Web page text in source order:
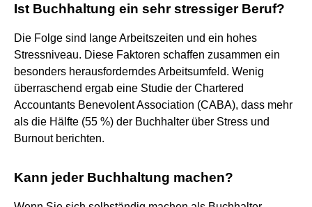
Ist Buchhaltung ein sehr stressiger Beruf?
Die Folge sind lange Arbeitszeiten und ein hohes
Stressniveau. Diese Faktoren schaffen zusammen ein
besonders herausforderndes Arbeitsumfeld. Wenig
überraschend ergab eine Studie der Chartered
Accountants Benevolent Association (CABA), dass mehr
als die Hälfte (55 %) der Buchhalter über Stress und
Burnout berichten.
Kann jeder Buchhaltung machen?